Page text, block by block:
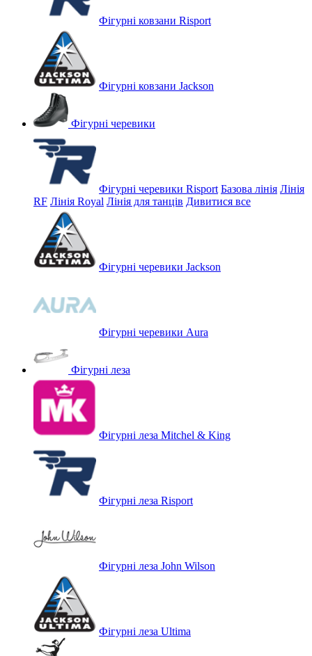
Фігурні ковзани Risport
Фігурні ковзани Jackson
Фігурні черевики
Фігурні черевики Risport Базова лінія Лінія
RF Лінія Royal Лінія для танців Дивитися все
Фігурні черевики Jackson
Фігурні черевики Aura
Фігурні леза
Фігурні леза Mitchel & King
Фігурні леза Risport
Фігурні леза John Wilson
Фігурні леза Ultima